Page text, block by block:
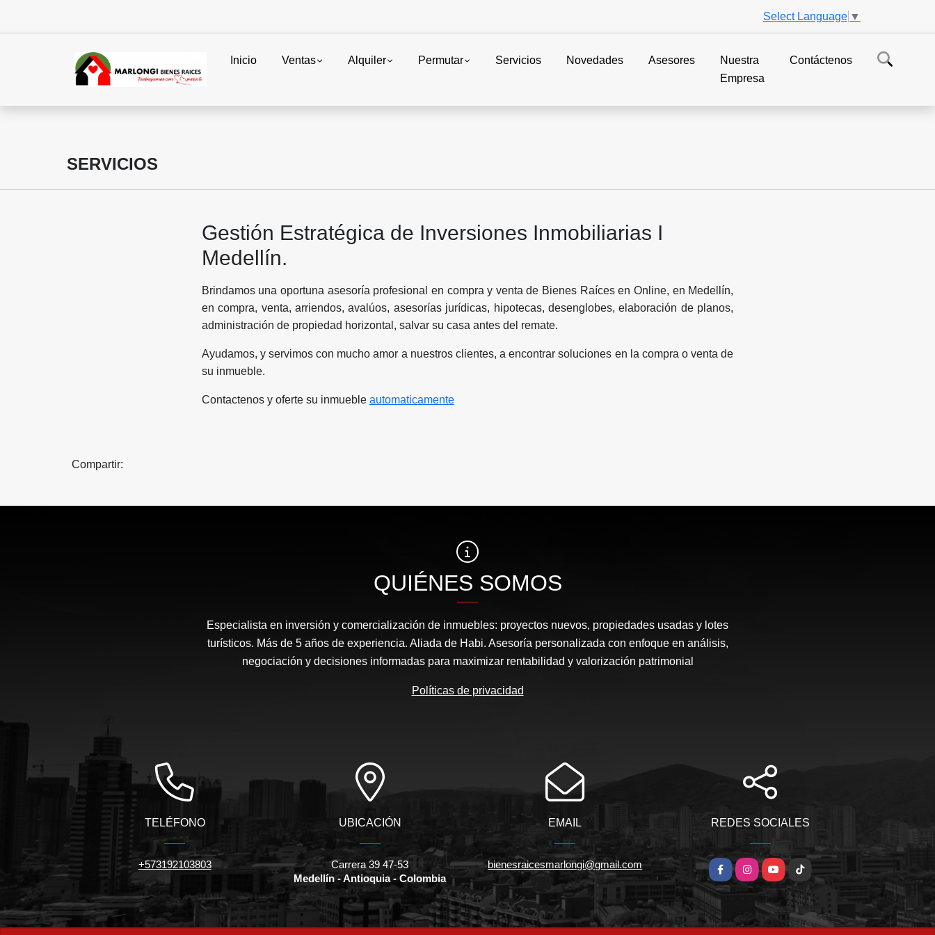
Select Language ▼
Inicio Ventas Alquiler Permutar Servicios Novedades Asesores
Nuestra
Empresa
Contáctenos
SERVICIOS
Gestión Estratégica de Inversiones Inmobiliarias I
Medellín.
Brindamos una oportuna asesoría profesional en compra y venta de Bienes Raíces en Online, en Medellín,
en compra, venta, arriendos, avalúos, asesorías jurídicas, hipotecas, desenglobes, elaboración de planos,
administración de propiedad horizontal, salvar su casa antes del remate.
Ayudamos, y servimos con mucho amor a nuestros clientes, a encontrar soluciones en la compra o venta de
su inmueble.
Contactenos y oferte su inmueble automaticamente
Compartir:
QUIÉNES SOMOS
Especialista en inversión y comercialización de inmuebles: proyectos nuevos, propiedades usadas y lotes
turísticos. Más de 5 años de experiencia. Aliada de Habi. Asesoría personalizada con enfoque en análisis,
negociación y decisiones informadas para maximizar rentabilidad y valorización patrimonial
Políticas de privacidad
TELÉFONO
+573192103803
UBICACIÓN
Carrera 39 47-53
Medellín - Antioquia - Colombia
EMAIL
bienesraicesmarlongi@gmail.com
REDES SOCIALES
FacebookInstagramYouTube
TikTok